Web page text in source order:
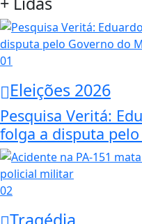
01
Eleições 2026
Pesquisa Veritá:
folga a disputa
02